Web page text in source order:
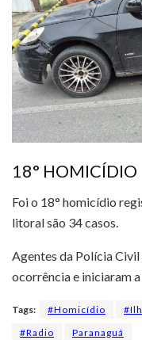
18° HOMICÍDIO
Foi o 18° homicídio
litoral são 34 casos.
Agentes da Polícia
ocorrência e iniciaram
Tags: #Homicídio
#Radio
Paranaguá